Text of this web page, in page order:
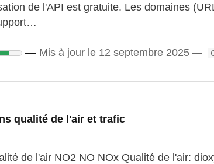
de l'API est gratuite. Les domaines
Mis à jour le 12 septembre 2025
qualité de l'air et trafic
de l'air NO2 NO NOx Qualité de l'air: